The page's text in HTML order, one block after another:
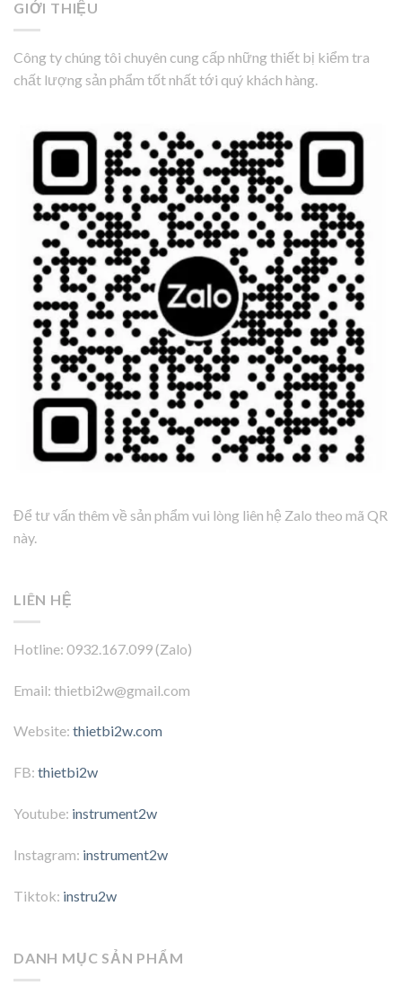
GIỚI THIỆU
Công ty chúng tôi chuyên cung cấp những thiết bị kiểm tra
chất lượng sản phẩm tốt nhất tới quý khách hàng.
Để tư vấn thêm về sản phẩm vui lòng liên hệ Zalo theo mã QR
này.
LIÊN HỆ
Hotline: 0932.167.099 (Zalo)
Email: thietbi2w@gmail.com
Website: thietbi2w.com
FB: thietbi2w
Youtube: instrument2w
Instagram: instrument2w
Tiktok: instru2w
DANH MỤC SẢN PHẨM